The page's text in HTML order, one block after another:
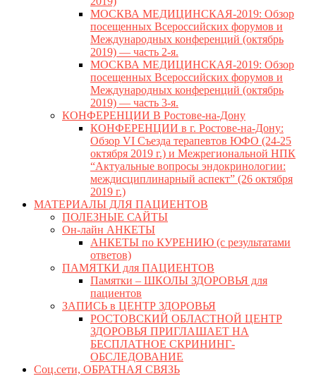
МОСКВА МЕДИЦИНСКАЯ-2019: Обзор
посещенных Всероссийских форумов и
Международных конференций (октябрь
2019) — часть 2-я.
МОСКВА МЕДИЦИНСКАЯ-2019: Обзор
посещенных Всероссийских форумов и
Международных конференций (октябрь
2019) — часть 3-я.
КОНФЕРЕНЦИИ В Ростове-на-Дону
КОНФЕРЕНЦИИ в г. Ростове-на-Дону:
Обзор VI Съезда терапевтов ЮФО (24-25
октября 2019 г.) и Межрегиональной НПК
“Актуальные вопросы эндокринологии:
междисциплинарный аспект” (26 октября
2019 г.)
МАТЕРИАЛЫ ДЛЯ ПАЦИЕНТОВ
ПОЛЕЗНЫЕ САЙТЫ
Он-лайн АНКЕТЫ
АНКЕТЫ по КУРЕНИЮ (с результатами
ответов)
ПАМЯТКИ для ПАЦИЕНТОВ
Памятки – ШКОЛЫ ЗДОРОВЬЯ для
пациентов
ЗАПИСЬ в ЦЕНТР ЗДОРОВЬЯ
РОСТОВСКИЙ ОБЛАСТНОЙ ЦЕНТР
ЗДОРОВЬЯ ПРИГЛАШАЕТ НА
БЕСПЛАТНОЕ СКРИНИНГ-
ОБСЛЕДОВАНИЕ
Соц.сети, ОБРАТНАЯ СВЯЗЬ